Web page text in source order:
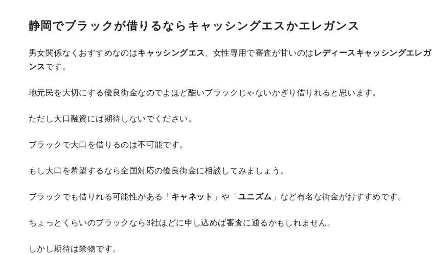
静岡でブラックが借りるならキャッシングエスかエレガンス
男女関係なくおすすめなのはキャッシングエス、女性専用で審査が甘いのはレディースキャッシングエレガ
ンスです。
地元民を大切にする優良街金なのでよほど酷いブラックじゃないかぎり借りれると思います。
ただし大口融資には期待しないでください。
ブラックで大口を借りるのは不可能です。
もし大口を希望するなら全国対応の優良街金に相談してみましょう。
ブラックでも借りれる可能性がある「キャネット 」や「ユニズム 」など有名な街金がおすすめです。
ちょっとくらいのブラックなら3社ほどに申し込めば審査に通るかもしれません。
しかし期待は禁物です。